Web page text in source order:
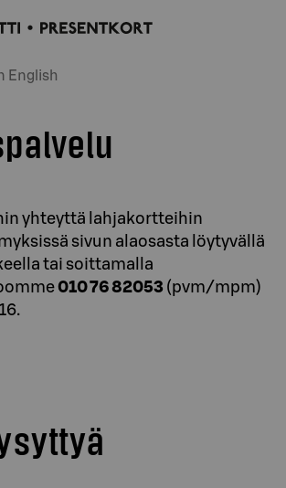
English
yhteyttä lahjakortteihin
sivun alaosasta löytyvällä
tai soittamalla
010 76 82053 (pvm/mpm)